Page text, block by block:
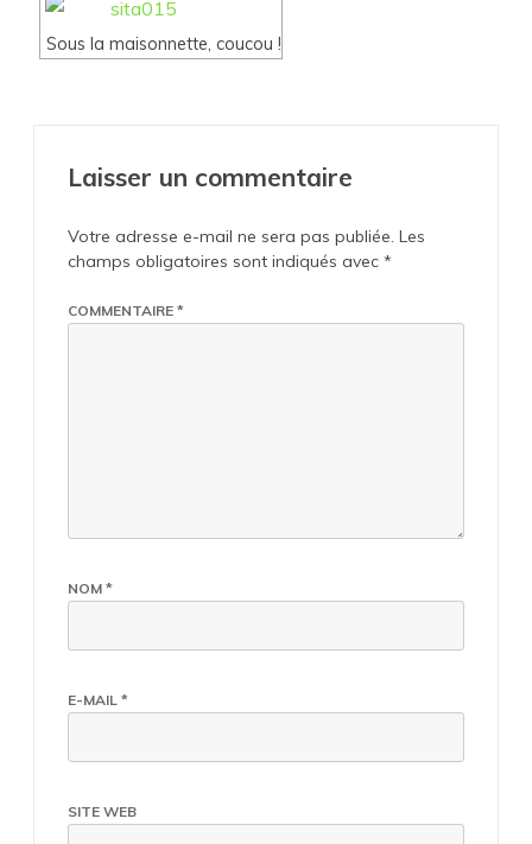
Sous la maisonnette, coucou !
Laisser un commentaire
Votre adresse e-mail ne sera pas publiée. Les
champs obligatoires sont indiqués avec *
COMMENTAIRE *
NOM *
E-MAIL *
SITE WEB